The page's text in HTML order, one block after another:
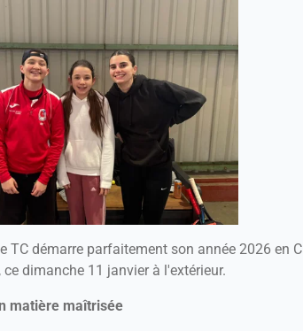
TC démarre parfaitement son année 2026 en
ce dimanche 11 janvier à l'extérieur.
matière maîtrisée